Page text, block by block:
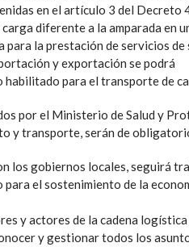
en el artículo 3 del Decreto
diferente a la amparada en
para la prestación de servicios de
y exportación se podrá
para el transporte de
por el Ministerio de Salud y
y transporte, serán de
los gobiernos locales, seguirá
el sostenimiento de la
y actores de la cadena
y gestionar todos los